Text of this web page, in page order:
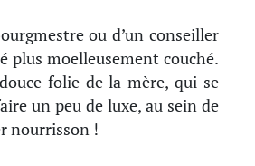
ou d’un conseiller
plus moelleusement couché.
folie de la mère, qui se
un peu de luxe, au sein de
nourrisson !